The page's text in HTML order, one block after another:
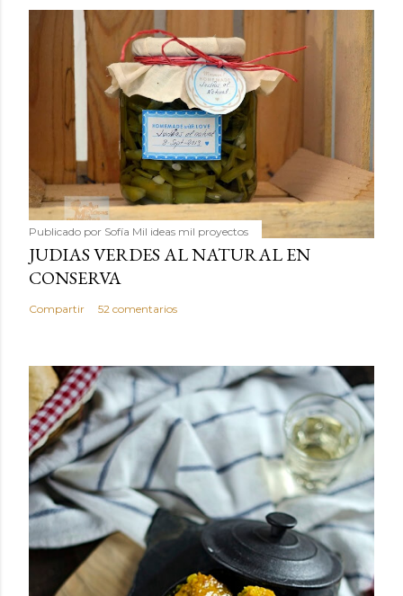
Publicado por Sofía Mil ideas mil proyectos
JUDIAS VERDES AL NATURAL EN
CONSERVA
Compartir 52 comentarios